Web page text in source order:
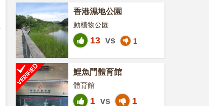
香港濕地公園
動植物公園
13 vs 1
鯉魚門體育館
體育館
1 vs 1